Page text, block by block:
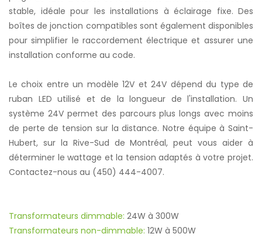
stable, idéale pour les installations à éclairage fixe. Des
boîtes de jonction compatibles sont également disponibles
pour simplifier le raccordement électrique et assurer une
installation conforme au code.
Le choix entre un modèle 12V et 24V dépend du type de
ruban LED utilisé et de la longueur de l'installation. Un
système 24V permet des parcours plus longs avec moins
de perte de tension sur la distance. Notre équipe à Saint-
Hubert, sur la Rive-Sud de Montréal, peut vous aider à
déterminer le wattage et la tension adaptés à votre projet.
Contactez-nous au (450) 444-4007.
Transformateurs dimmable: 24W à 300W
Transformateurs non-dimmable: 12W à 500W